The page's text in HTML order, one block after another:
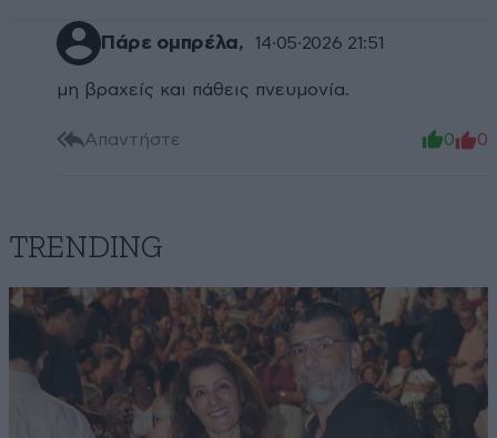
Πάρε ομπρέλα, 14·05·2026 21:51
μη βραχείς και πάθεις πνευμονία.
Απαντήστε 0 0
TRENDING